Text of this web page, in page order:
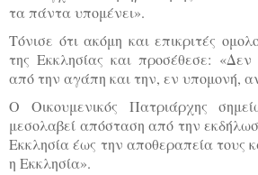
τα πάντα υπομένει».
Τόνισε ότι ακόμη και επικριτές
της Εκκλησίας και προσέθεσε:
από την αγάπη και την, εν υπομονή,
Ο Οικουμενικός Πατριάρχης
μεσολαβεί απόσταση από την
Εκκλησία έως την αποθεραπεία τους
η Εκκλησία».